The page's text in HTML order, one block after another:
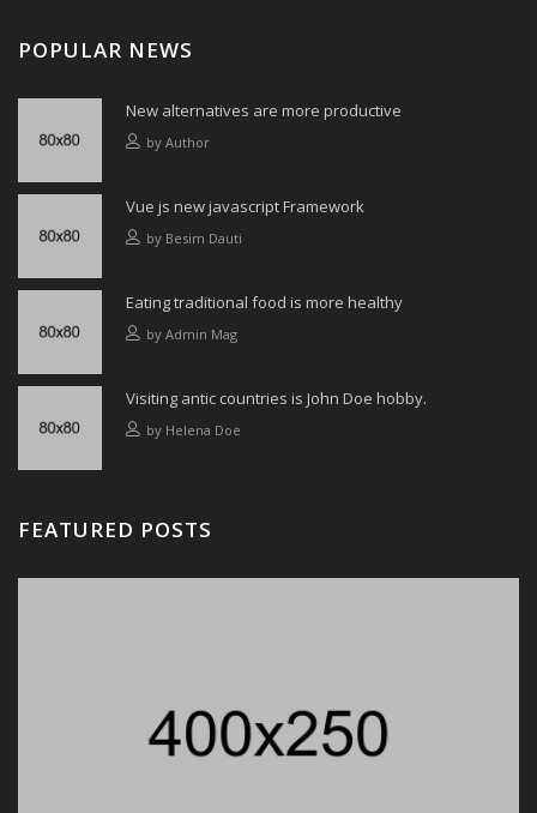
POPULAR NEWS
New alternatives are more productive
by Author
Vue js new javascript Framework
by Besim Dauti
Eating traditional food is more healthy
by Admin Mag
Visiting antic countries is John Doe hobby.
by Helena Doe
FEATURED POSTS